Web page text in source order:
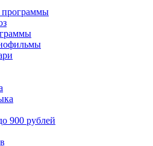
программы
900 рублей